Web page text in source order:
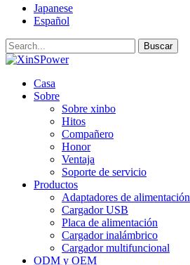
Japanese
Español
Buscar
Casa
Sobre
Sobre xinbo
Hitos
Compañero
Honor
Ventaja
Soporte de servicio
Productos
Adaptadores de alimentación
Cargador USB
Placa de alimentación
Cargador inalámbrico
Cargador multifuncional
ODM y OEM